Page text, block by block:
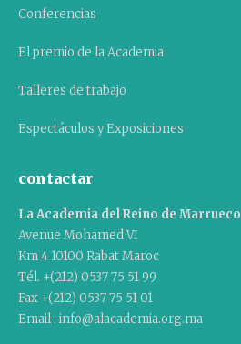
Conferencias
El premio de la Academia
Talleres de trabajo
Espectáculos y Exposiciones
contactar
La Academia del Reino de Marrueco
Avenue Mohamed VI
Km 4 10100 Rabat Maroc
Tél. +(212) 0537 75 51 99
Fax +(212) 0537 75 51 01
Email : info@alacademia.org.ma